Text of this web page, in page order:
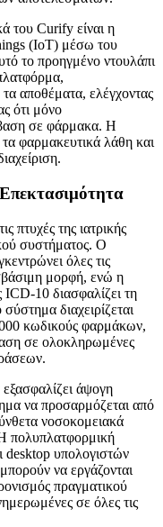
του Curify είναι η
(IoT) μέσω του
το προηγμένο ντουλάπι
αποθέματα, ελέγχοντας
ότι μόνο
σε φάρμακα. Η
τα φαρμακευτικά λάθη και
πτυχές της ιατρικής
συστήματος. Ο
όλες τις
μορφή, ενώ η
ICD-10 διασφαλίζει τη
διαχειρίζεται
κωδικούς φαρμάκων,
σε ολοκληρωμένες
άψογη
να προσαρμόζεται από
νοσοκομειακά
πολυπλατφορμική
υπολογιστών
μπορούν να εργάζονται
πραγματικού
σε όλες τις